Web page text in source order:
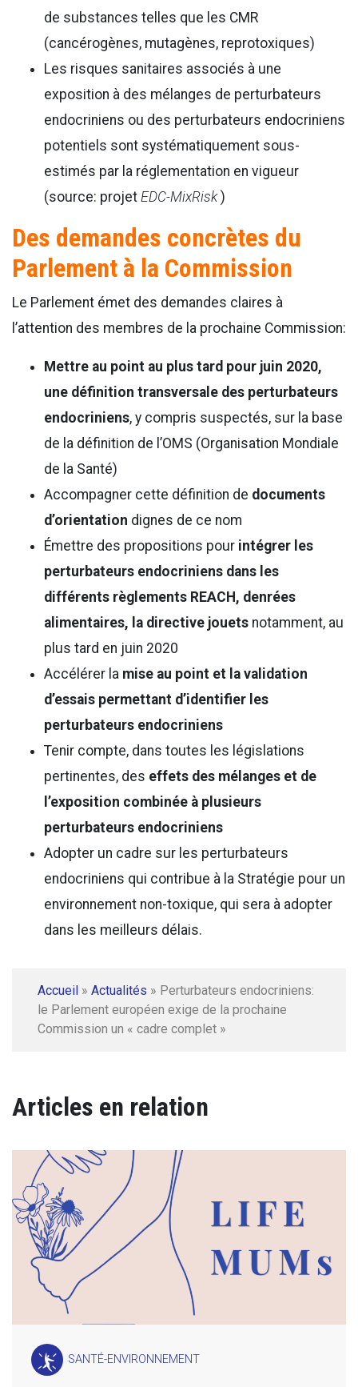
de substances telles que les CMR
(cancérogènes, mutagènes, reprotoxiques)
Les risques sanitaires associés à une
exposition à des mélanges de perturbateurs
endocriniens ou des perturbateurs endocriniens
potentiels sont systématiquement sous-
estimés par la réglementation en vigueur
(source: projet EDC-MixRisk)
Des demandes concrètes du
Parlement à la Commission
Le Parlement émet des demandes claires à
l’attention des membres de la prochaine Commission:
Mettre au point au plus tard pour juin 2020,
une définition transversale des perturbateurs
endocriniens, y compris suspectés, sur la base
de la définition de l’OMS (Organisation Mondiale
de la Santé)
Accompagner cette définition de documents
d’orientation dignes de ce nom
Émettre des propositions pour intégrer les
perturbateurs endocriniens dans les
différents règlements REACH, denrées
alimentaires, la directive jouets notamment, au
plus tard en juin 2020
Accélérer la mise au point et la validation
d’essais permettant d’identifier les
perturbateurs endocriniens
Tenir compte, dans toutes les législations
pertinentes, des effets des mélanges et de
l’exposition combinée à plusieurs
perturbateurs endocriniens
Adopter un cadre sur les perturbateurs
endocriniens qui contribue à la Stratégie pour un
environnement non-toxique, qui sera à adopter
dans les meilleurs délais.
Accueil » Actualités » Perturbateurs endocriniens:
le Parlement européen exige de la prochaine
Commission un « cadre complet »
Articles en relation
SANTÉ-ENVIRONNEMENT